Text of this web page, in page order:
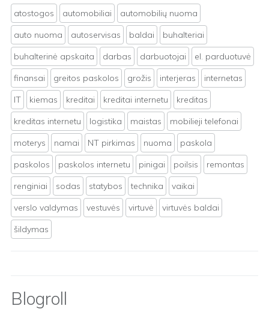
atostogos automobiliai
automobilių nuoma
auto nuoma
autoservisas baldai
buhalteriai
buhalterinė apskaita
darbas darbuotojai
el. parduotuvė
finansai
greitos paskolos grožis interjeras
internetas
IT
kiemas kreditai kreditai internetu
kreditas
kreditas internetu
logistika maistas
mobilieji telefonai
moterys
namai NT pirkimas nuoma
paskola
paskolos
paskolos internetu pinigai poilsis
remontas
renginiai
sodas statybos technika
vaikai
verslo valdymas
vestuvės virtuvė
virtuvės baldai
šildymas
Blogroll